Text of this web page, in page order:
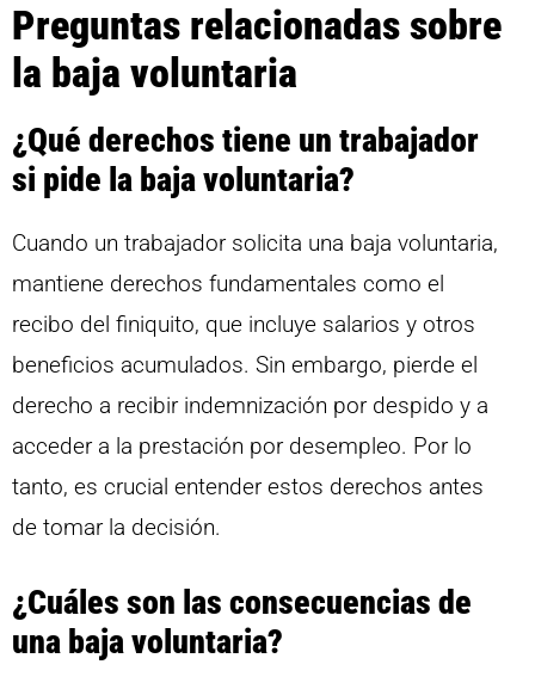
Preguntas relacionadas sobre
la baja voluntaria
¿Qué derechos tiene un trabajador
si pide la baja voluntaria?
Cuando un trabajador solicita una baja voluntaria,
mantiene derechos fundamentales como el
recibo del finiquito, que incluye salarios y otros
beneficios acumulados. Sin embargo, pierde el
derecho a recibir indemnización por despido y a
acceder a la prestación por desempleo. Por lo
tanto, es crucial entender estos derechos antes
de tomar la decisión.
¿Cuáles son las consecuencias de
una baja voluntaria?